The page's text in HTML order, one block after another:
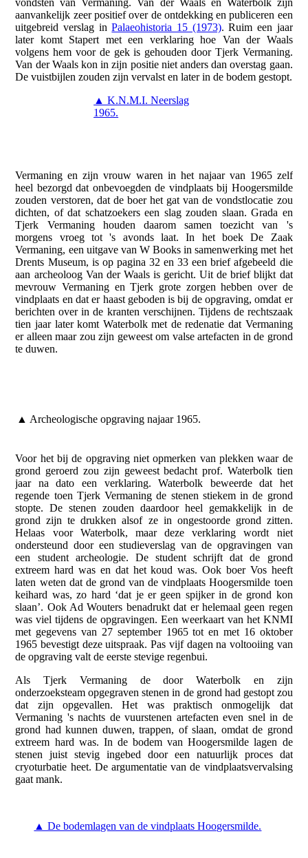
vondsten van Vermaning. Van der Waals en Waterbolk zijn
aanvankelijk zeer positief over de ontdekking en publiceren een
uitgebreid verslag inPalaeohistoria 15 (1973). Ruim een jaar
later komt Stapert met een verklaring hoe Van der Waals
volgens hem voor de gek is gehouden door Tjerk Vermaning.
Van der Waals kon in zijn positie niet anders dan overstag gaan.
De vuistbijlen zouden zijn vervalst en later in de bodem gestopt.
▲ K.N.M.I. Neerslag
1965.
Vermaning en zijn vrouw waren in het najaar van 1965 zelf
heel bezorgd dat onbevoegden de vindplaats bij Hoogersmilde
zouden verstoren, dat de boer het gat van de vondstlocatie zou
dichten, of dat schatzoekers een slag zouden slaan. Grada en
Tjerk Vermaning houden daarom samen toezicht van 's
morgens vroeg tot 's avonds laat. In het boek De Zaak
Vermaning, een uitgave van W Books in samenwerking met het
Drents Museum, is op pagina 32 en 33 een brief afgebeeld die
aan archeoloog Van der Waals is gericht. Uit de brief blijkt dat
mevrouw Vermaning en Tjerk grote zorgen hebben over de
vindplaats en dat er haast geboden is bij de opgraving, omdat er
berichten over in de kranten verschijnen. Tijdens de rechtszaak
tien jaar later komt Waterbolk met de redenatie dat Vermaning
er alleen maar zou zijn geweest om valse artefacten in de grond
te duwen.
▲ Archeologische opgraving najaar 1965.
Voor het bij de opgraving niet opmerken van plekken waar de
grond geroerd zou zijn geweest bedacht prof. Waterbolk tien
jaar na dato een verklaring. Waterbolk beweerde dat het
regende toen Tjerk Vermaning de stenen stiekem in de grond
stopte. De stenen zouden daardoor heel gemakkelijk in de
grond zijn te drukken alsof ze in ongestoorde grond zitten.
Helaas voor Waterbolk, maar deze verklaring wordt niet
ondersteund door een studieverslag van de opgravingen van
een student archeologie. De student schrijft dat de grond
extreem hard was en dat het koud was. Ook boer Vos heeft
laten weten dat de grond van de vindplaats Hoogersmilde toen
keihard was, zo hard ‘dat je er geen spijker in de grond kon
slaan’. Ook Ad Wouters benadrukt dat er helemaal geen regen
was viel tijdens de opgravingen. Een weerkaart van het KNMI
met gegevens van 27 september 1965 tot en met 16 oktober
1965 bevestigt deze uitspraak. Pas vijf dagen na voltooiing van
de opgraving valt de eerste stevige regenbui.
Als Tjerk Vermaning de door Waterbolk en zijn
onderzoeksteam opgegraven stenen in de grond had gestopt zou
dat zijn opgevallen. Het was praktisch onmogelijk dat
Vermaning 's nachts de vuurstenen artefacten even snel in de
grond had kunnen duwen, trappen, of slaan, omdat de grond
extreem hard was. In de bodem van Hoogersmilde lagen de
stenen juist stevig ingebed door een natuurlijk proces dat
cryoturbatie heet. De argumentatie van de vindplaatsvervalsing
gaat mank.
▲ De bodemlagen van de vindplaats Hoogersmilde.